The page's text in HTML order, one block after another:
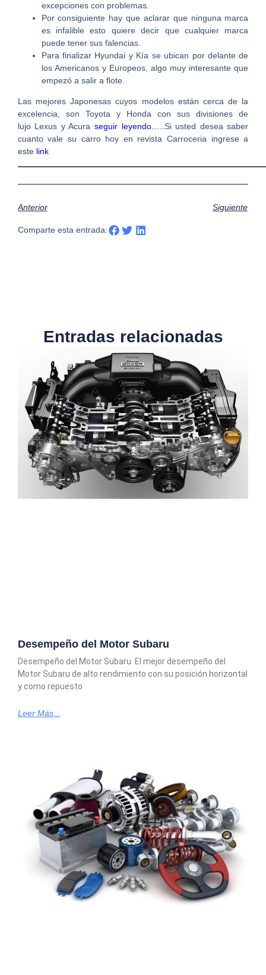
excepciones con problemas.
Por consiguiente hay que aclarar que ninguna marca
es infalible esto quiere decir que cualquier marca
puede tener sus falencias.
Para finalizar Hyundai y Kía se ubican por delante de
los Americanos y Europeos, algo muy interesante que
empezó a salir a flote.
Las mejores Japonesas cuyos modelos están cerca de la
excelencia, son Toyota y Honda con sus divisiones de
lujo Lexus y Acura seguir leyendo…..Si usted desea saber
cuanto vale su carro hoy en revista Carroceria ingrese a
este link
Anterior Siguiente
Comparte esta entrada:
Entradas relacionadas
Desempeño del Motor Subaru
Desempeño del Motor Subaru El mejor desempeño del
Motor Subaru de alto rendimiento con su posición horizontal
y como repuesto
Leer Más...